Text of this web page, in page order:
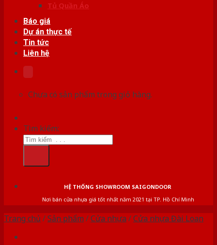
Tủ Quần Áo
Báo giá
Dự án thực tế
Tin tức
Liên hệ
Chưa có sản phẩm trong giỏ hàng.
Tìm kiếm:
HỆ THỐNG SHOWROOM SAIGONDOOR
Nơi bán cửa nhựa giá tốt nhất năm 2021 tại TP. Hồ Chí Minh
Trang chủ /Sản phẩm /Cửa nhựa /Cửa nhựa Đài Loan